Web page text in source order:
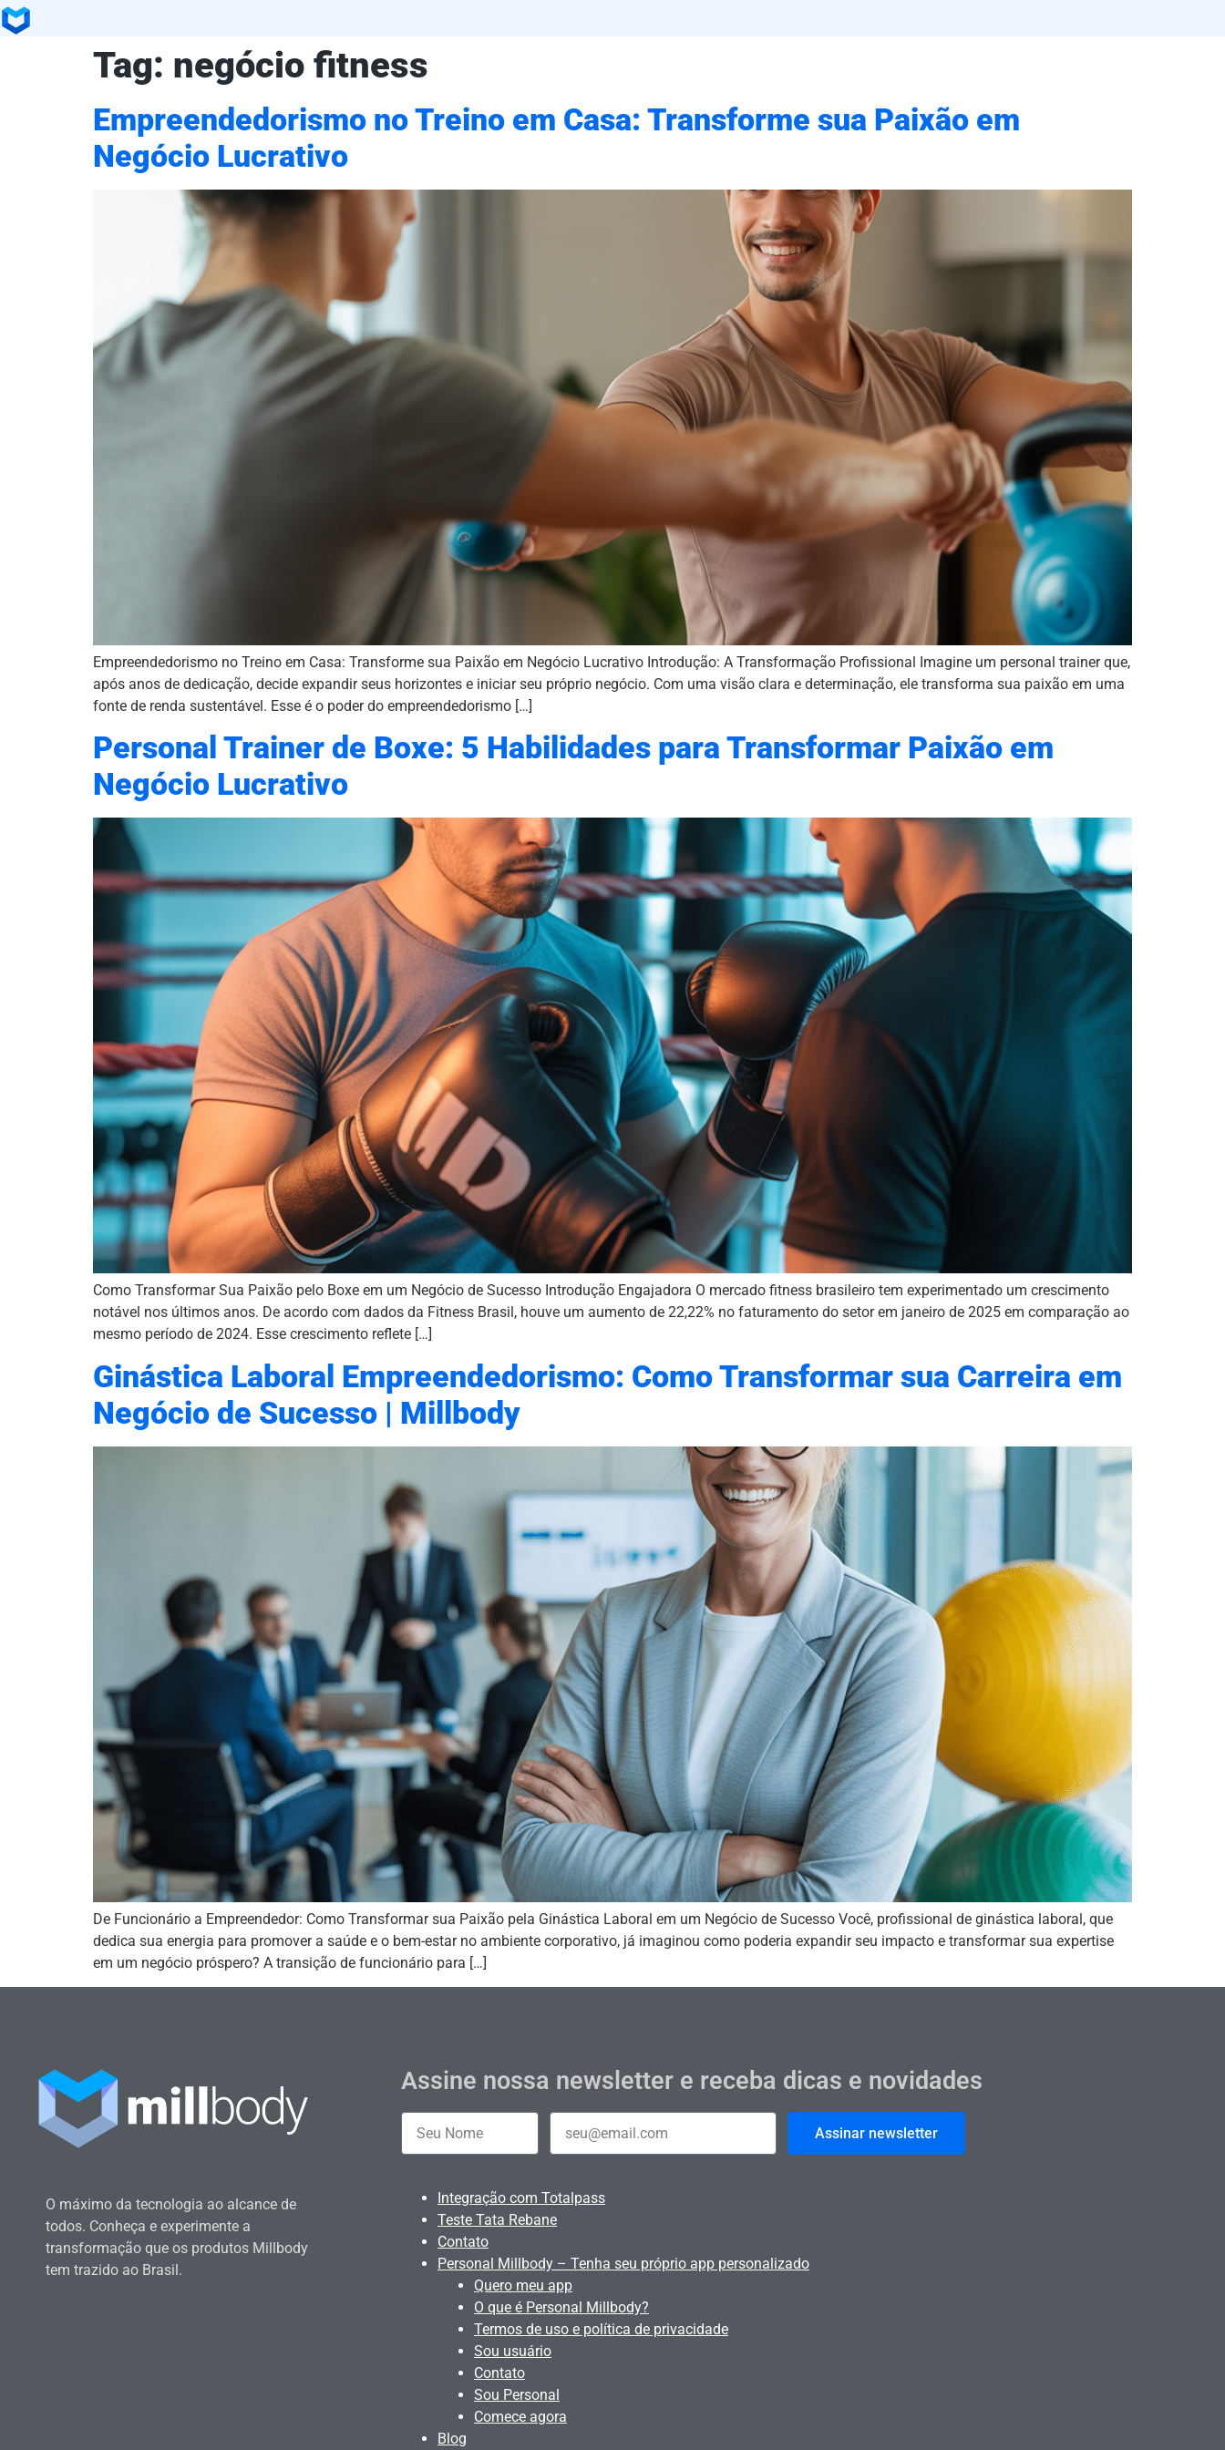
Tag: negócio fitness
Empreendedorismo no Treino em Casa: Transforme sua Paixão em
Negócio Lucrativo
Empreendedorismo no Treino em Casa: Transforme sua Paixão em Negócio Lucrativo Introdução: A Transformação Profissional Imagine um personal trainer que,
após anos de dedicação, decide expandir seus horizontes e iniciar seu próprio negócio. Com uma visão clara e determinação, ele transforma sua paixão em uma
fonte de renda sustentável. Esse é o poder do empreendedorismo […]
Personal Trainer de Boxe: 5 Habilidades para Transformar Paixão em
Negócio Lucrativo
Como Transformar Sua Paixão pelo Boxe em um Negócio de Sucesso Introdução Engajadora O mercado fitness brasileiro tem experimentado um crescimento
notável nos últimos anos. De acordo com dados da Fitness Brasil, houve um aumento de 22,22% no faturamento do setor em janeiro de 2025 em comparação ao
mesmo período de 2024. Esse crescimento reflete […]
Ginástica Laboral Empreendedorismo: Como Transformar sua Carreira em
Negócio de Sucesso | Millbody
De Funcionário a Empreendedor: Como Transformar sua Paixão pela Ginástica Laboral em um Negócio de Sucesso Você, profissional de ginástica laboral, que
dedica sua energia para promover a saúde e o bem-estar no ambiente corporativo, já imaginou como poderia expandir seu impacto e transformar sua expertise
em um negócio próspero? A transição de funcionário para […]
O máximo da tecnologia ao alcance de
todos. Conheça e experimente a
transformação que os produtos Millbody
tem trazido ao Brasil.
Assine nossa newsletter e receba dicas e novidades
Assinar newsletter
Integração com Totalpass
Teste Tata Rebane
Contato
Personal Millbody – Tenha seu próprio app personalizado
Quero meu app
O que é Personal Millbody?
Termos de uso e política de privacidade
Sou usuário
Contato
Sou Personal
Comece agora
Blog